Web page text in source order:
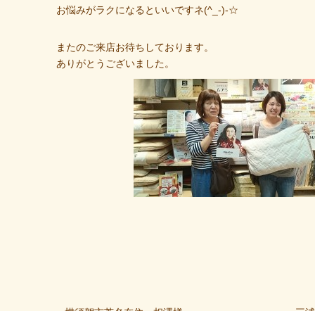
お悩みがラクになるといいですネ(^_-)-☆
またのご来店お待ちしております。
ありがとうございました。